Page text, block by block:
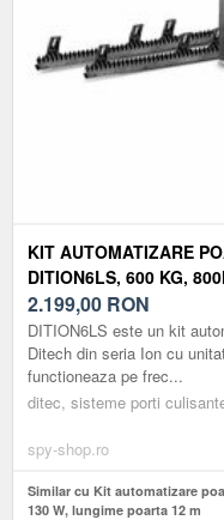
KIT AUTOMATIZARE
DITION6LS, 600 KG,
2.199,00 RON
DITION6LS este un kit
Ditech din seria Ion cu
functioneaza pe frec...
ditec, sisteme porti
spy-shop.ro
Similar cu Kit automatizare
130 W, lungime poarta 12 m